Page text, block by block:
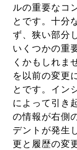
ルの重要なコ
とです。十分
ず、狭い部分
いくつかの重
くかもしれま
を以前の変更
とです。イン
によって引き
の情報が右側
デントが発生
更と履歴の変